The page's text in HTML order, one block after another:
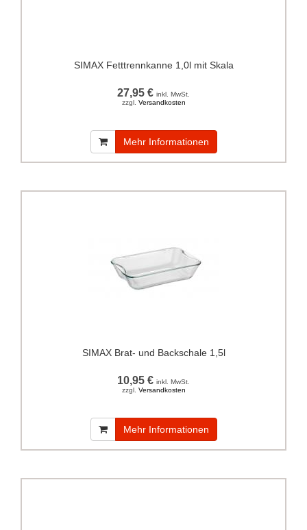
SIMAX Fetttrennkanne 1,0l mit Skala
27,95 € inkl. MwSt.
zzgl. Versandkosten
Mehr Informationen
SIMAX Brat- und Backschale 1,5l
10,95 € inkl. MwSt.
zzgl. Versandkosten
Mehr Informationen